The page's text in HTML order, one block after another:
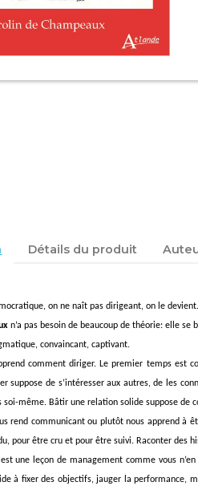
Détails du produit
on ne naît pas dirigeant, on le devient.
n’a pas besoin de beaucoup de théorie: elle
convaincant, captivant.
comment diriger. Le premier temps est
suppose de s’intéresser aux autres, de les
soi-même. Bâtir une relation solide suppose de
rend communicant ou plutôt nous apprend à
pour être cru et pour être suivi. Raconter des
une leçon de management comme vous
à fixer des objectifs, jauger la performance,